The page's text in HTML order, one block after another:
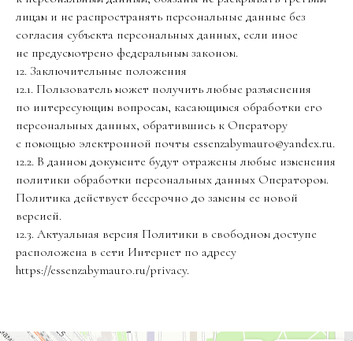
лицам и не распространять персональные данные без
согласия субъекта персональных данных, если иное
не предусмотрено федеральным законом.
12. Заключительные положения
12.1. Пользователь может получить любые разъяснения
по интересующим вопросам, касающимся обработки его
персональных данных, обратившись к Оператору
с помощью электронной почты essenzabymauro@yandex.ru.
12.2. В данном документе будут отражены любые изменения
политики обработки персональных данных Оператором.
Политика действует бессрочно до замены ее новой
версией.
12.3. Актуальная версия Политики в свободном доступе
расположена в сети Интернет по адресу
https://essenzabymauro.ru/privacy.
Essenza by Mauro Panebianco